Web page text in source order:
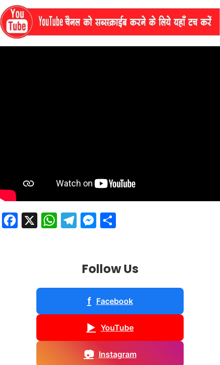
Facebook
X WhatsApp
Telegram
Messenger
Follow Us
f Facebook
▶ YouTube
📷 Instagram